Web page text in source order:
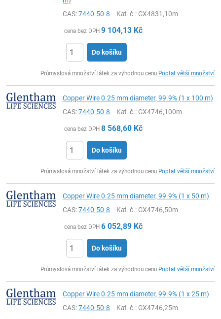
CAS:7440-50-8 Kat. č.: GX4831,10m
cena bez DPH 9 104,13 Kč
Do košíku
Průmyslová množství látek za výhodnou cenu Poptat větší množství
Copper Wire 0.25 mm diameter, 99.9% (1 x 100 m)
CAS:7440-50-8 Kat. č.: GX4746,100m
cena bez DPH 8 568,60 Kč
Do košíku
Průmyslová množství látek za výhodnou cenu Poptat větší množství
Copper Wire 0.25 mm diameter, 99.9% (1 x 50 m)
CAS:7440-50-8 Kat. č.: GX4746,50m
cena bez DPH 6 052,89 Kč
Do košíku
Průmyslová množství látek za výhodnou cenu Poptat větší množství
Copper Wire 0.25 mm diameter, 99.9% (1 x 25 m)
CAS:7440-50-8 Kat. č.: GX4746,25m